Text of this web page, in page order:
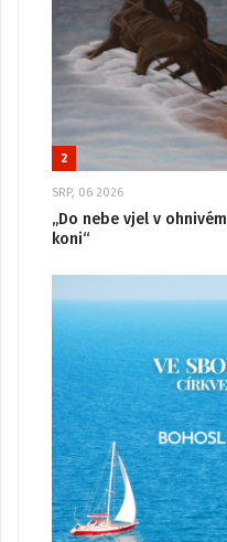
2
SRP, 06 2026
„Do nebe vjel v
koni“